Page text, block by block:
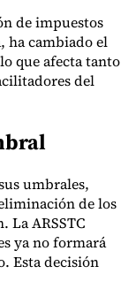
del impuesto
de impuestos
ha cambiado el
que afecta tanto
del
umbrales,
de los
La ARSSTC
ya no formará
Esta decisión